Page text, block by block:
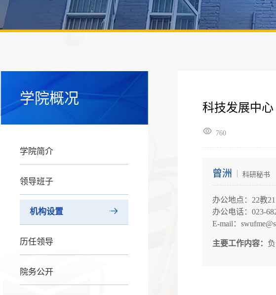
学院概况
学院简介
领导班子
机构设置
历任领导
院务公开
科技发展中心
760
曾洲 科研秘书
办公地点：22教
办公电话：023-
E-mail：
主要工作内容：